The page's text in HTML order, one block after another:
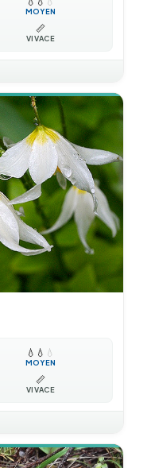
MOYEN
📏
VIVACE
💧 💧 💧
MOYEN
📏
VIVACE